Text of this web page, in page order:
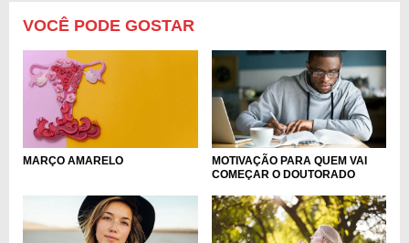
VOCÊ PODE GOSTAR
MARÇO AMARELO
MOTIVAÇÃO PARA QUEM VAI
COMEÇAR O DOUTORADO